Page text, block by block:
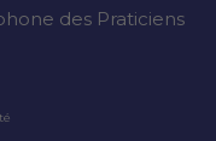
des Praticiens